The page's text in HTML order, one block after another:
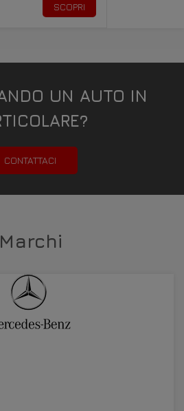
SCOPRI
UN AUTO IN
CONTATTACI
Marchi